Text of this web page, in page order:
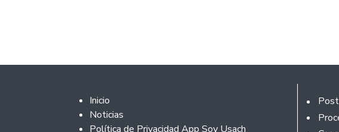
Footer 2
Inicio
Noticias
Política de Privacidad App Soy Usach